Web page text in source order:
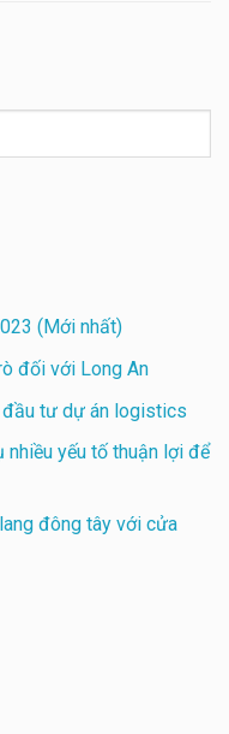
(Mới nhất)
đối với Long An
đầu tư dự án logistics
nhiều yếu tố thuận lợi để
đông tây với cửa